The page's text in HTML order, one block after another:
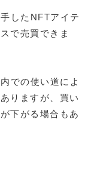
したNFTアイテ
で売買できま
での使い道によ
りますが、買い
下がる場合もあ